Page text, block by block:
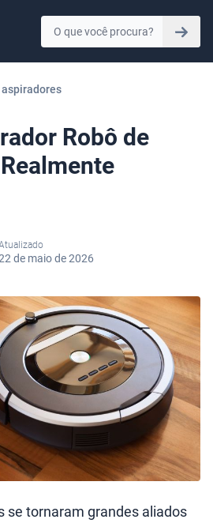
Robô de
de maio de 2026
se tornaram grandes aliados